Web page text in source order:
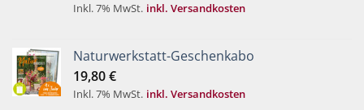
Inkl. 7% MwSt. inkl. Versandkosten
Naturwerkstatt-Geschenkabo
19,80€
Inkl. 7% MwSt. inkl. Versandkosten